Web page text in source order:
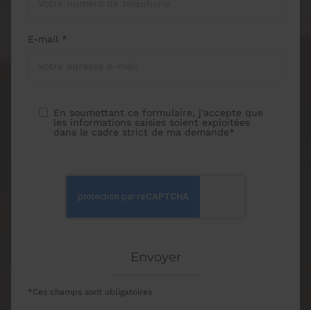
E-mail *
En soumettant ce formulaire, j'accepte que
les informations saisies soient exploitées
dans le cadre strict de ma demande*
*Ces champs sont obligatoires